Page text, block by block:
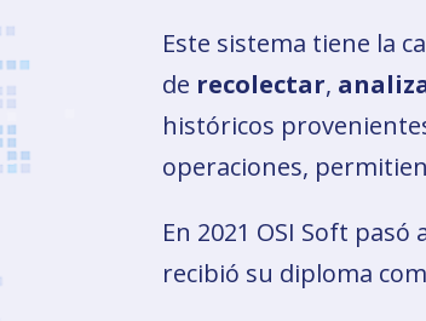
Este sistema tiene la
de recolectar,
históricos
operaciones,
En 2021 OSI Soft
recibió su diploma